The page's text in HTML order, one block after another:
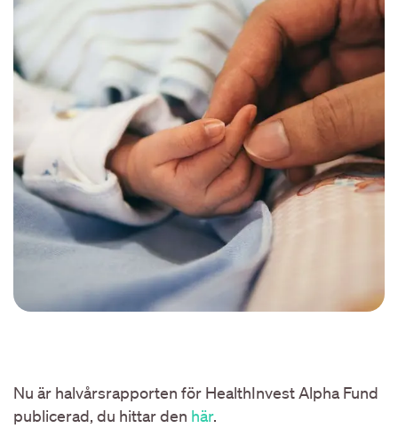
Nu är halvårsrapporten för HealthInvest Alpha Fund
publicerad, du hittar den här.